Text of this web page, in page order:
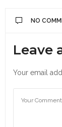
NO
Leave
Your email